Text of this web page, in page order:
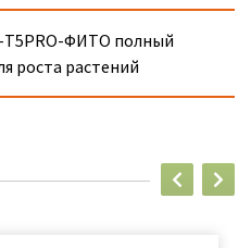
Т5PRO-ФИТО полный
роста растений